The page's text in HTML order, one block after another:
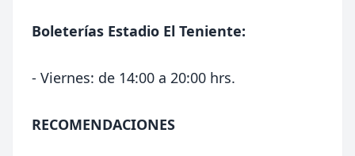
Boleterías Estadio El Teniente:
- Viernes: de 14:00 a 20:00 hrs.
RECOMENDACIONES